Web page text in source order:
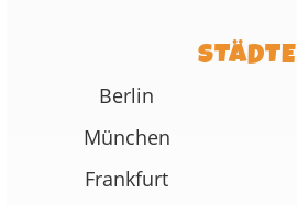
STÄDTE
Berlin
München
Frankfurt